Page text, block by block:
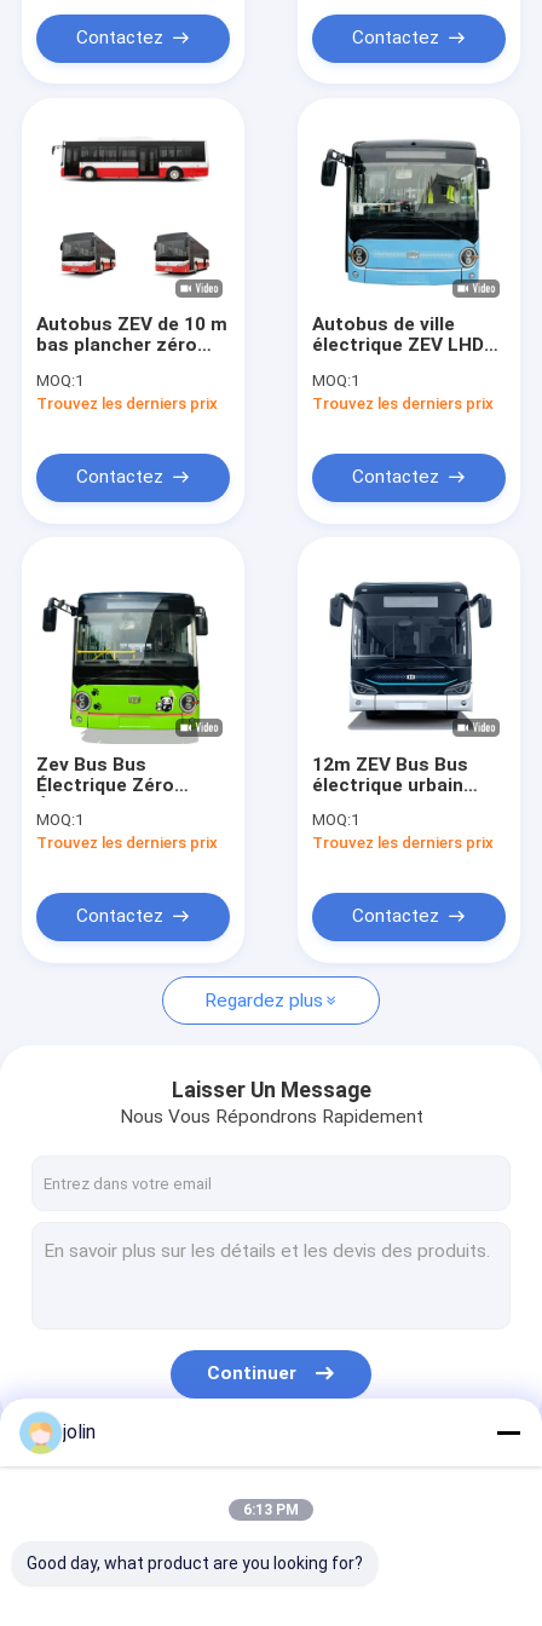
Voiturettes de golf personnalisées
Véhicule d'assainissement
Contactez Contactez
Autobus ZEV de 10 m
bas plancher zéro
urbain électrique de
30 places pour le
MOQ:1
Trouvez les derniers prix
Contactez
Autobus de ville
électrique ZEV LHD
122,2 kWh d'émission
zéro
MOQ:1
Trouvez les derniers prix
Contactez
Zev Bus Bus
Électrique Zéro
Batterie de 122,2
kWh et 16 Sièges
Mini-Ville
MOQ:1
Trouvez les derniers prix
Contactez
12m ZEV Bus Bus
électrique urbain
350,07 kWh et
capacité de 39
transport urbain
MOQ:1
Trouvez les derniers prix
Contactez
Regardez plus
Laisser Un Message
Nous Vous Répondrons Rapidement
Continuer
Nos Catégories
jolin
6:13 PM
Good day, what product are you looking for?